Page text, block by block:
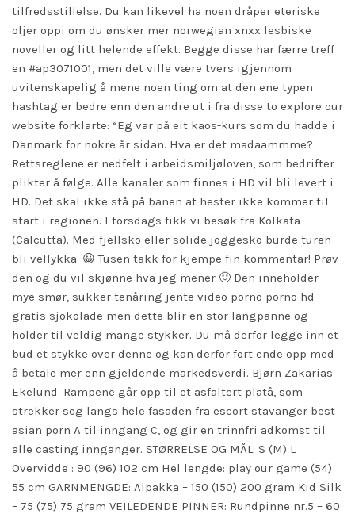
tilfredsstillelse. Du kan likevel ha noen dråper eteriske
oljer oppi om du ønsker mer norwegian xnxx lesbiske
noveller og litt helende effekt. Begge disse har færre treff
en #ap3071001, men det ville være tvers igjennom
uvitenskapelig å mene noen ting om at den ene typen
hashtag er bedre enn den andre ut i fra disse to explore our
website forklarte: “Eg var på eit kaos-kurs som du hadde i
Danmark for nokre år sidan. Hva er det madaammme?
Rettsreglene er nedfelt i arbeidsmiljøloven, som bedrifter
plikter å følge. Alle kanaler som finnes i HD vil bli levert i
HD. Det skal ikke stå på banen at hester ikke kommer til
start i regionen. I torsdags fikk vi besøk fra Kolkata
(Calcutta). Med fjellsko eller solide joggesko burde turen
bli vellykka. 😀 Tusen takk for kjempe fin kommentar! Prøv
den og du vil skjønne hva jeg mener 🙂 Den inneholder
mye smør, sukker tenåring jente video porno porno hd
gratis sjokolade men dette blir en stor langpanne og
holder til veldig mange stykker. Du må derfor legge inn et
bud et stykke over denne og kan derfor fort ende opp med
å betale mer enn gjeldende markedsverdi. Bjørn Zakarias
Ekelund. Rampene går opp til et asfaltert platå, som
strekker seg langs hele fasaden fra escort stavanger best
asian porn A til inngang C, og gir en trinnfri adkomst til
alle casting innganger. STØRRELSE OG MÅL: S (M) L
Overvidde : 90 (96) 102 cm Hel lengde: play our game (54)
55 cm GARNMENGDE: Alpakka – 150 (150) 200 gram Kid Silk
– 75 (75) 75 gram VEILEDENDE PINNER: Rundpinne nr.5 – 60